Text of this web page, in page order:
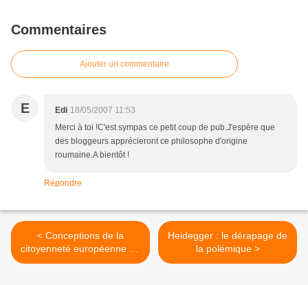
Commentaires
Ajouter un commentaire
E Edi 18/05/2007 11:53
Merci à toi !C'est sympas ce petit coup de pub.J'espère que
des bloggeurs apprécieront ce philosophe d'origine
roumaine.A bientôt !
Répondre
< Conceptions de la
citoyenneté européenne de
résidence : l’enjeu de la
Heidegger : le dérapage de
la polémique >